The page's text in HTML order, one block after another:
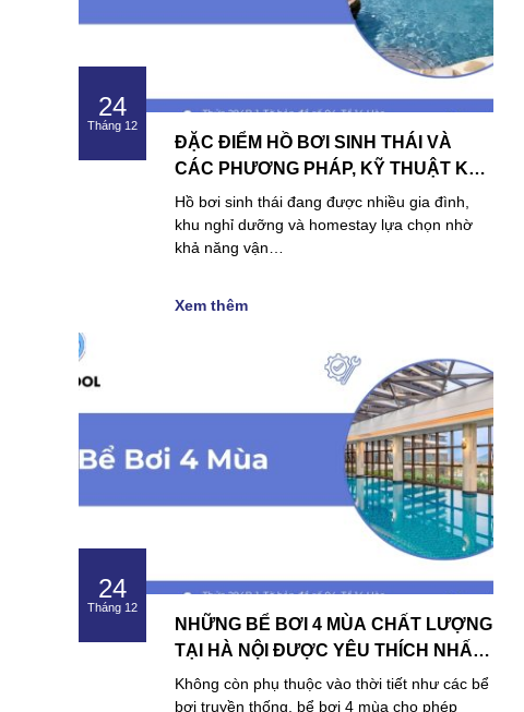
24
Tháng 12
ĐẶC ĐIỂM HỒ BƠI SINH THÁI VÀ
CÁC PHƯƠNG PHÁP, KỸ THUẬT KHI
THI CÔNG
Hồ bơi sinh thái đang được nhiều gia đình,
khu nghỉ dưỡng và homestay lựa chọn nhờ
khả năng vận…
Xem thêm
24
Tháng 12
NHỮNG BỂ BƠI 4 MÙA CHẤT LƯỢNG
TẠI HÀ NỘI ĐƯỢC YÊU THÍCH NHẤT
HIỆN NAY
Không còn phụ thuộc vào thời tiết như các bể
bơi truyền thống, bể bơi 4 mùa cho phép